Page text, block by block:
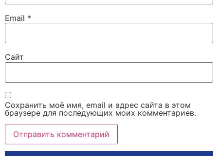
Email *
Сайт
Сохранить моё имя, email и адрес сайта в этом
браузере для последующих моих комментариев.